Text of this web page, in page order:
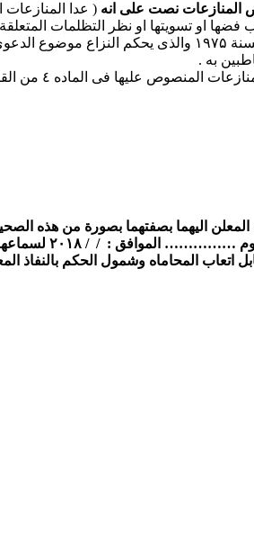
( عدا المنازعات
فضها او تسويتها او نظر التظلمات
القانون التوفيق بين اطراف المنازعات التى تخضع
به .
اليهما بصفتهما بصورة من هذه
مقرها بمجمع